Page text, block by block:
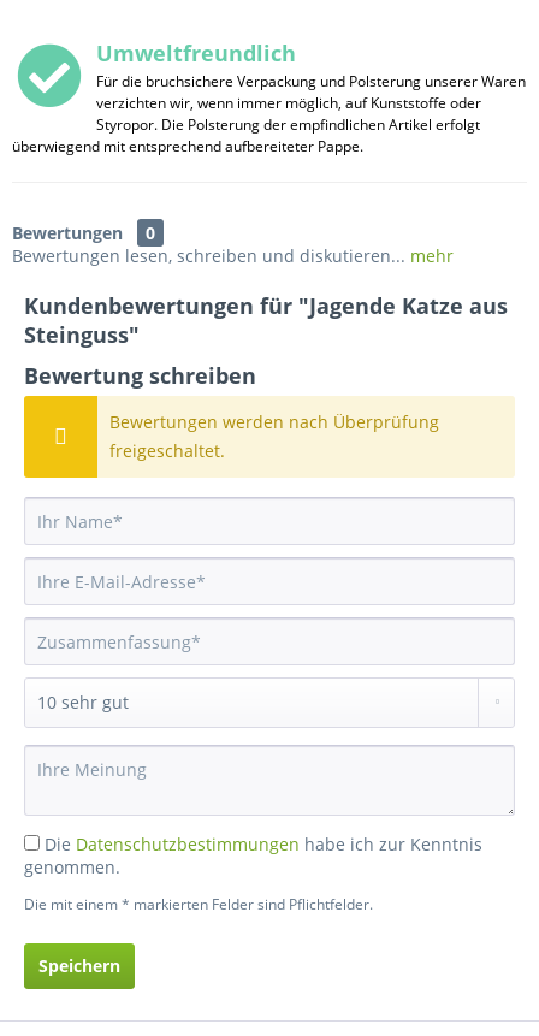
Umweltfreundlich
Für die bruchsichere Verpackung und Polsterung unserer Waren
verzichten wir, wenn immer möglich, auf Kunststoffe oder
Styropor. Die Polsterung der empfindlichen Artikel erfolgt
überwiegend mit entsprechend aufbereiteter Pappe.
Bewertungen
0
Bewertungen lesen, schreiben und diskutieren... mehr
Kundenbewertungen für "Jagende Katze aus
Steinguss"
Bewertung schreiben
Bewertungen werden nach Überprüfung
freigeschaltet.
Die Datenschutzbestimmungen habe ich zur Kenntnis
genommen.
Die mit einem * markierten Felder sind Pflichtfelder.
Speichern